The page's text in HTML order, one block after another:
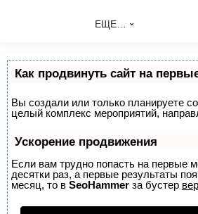
ЕЩЕ…
Как продвинуть сайт на
Вы создали или только планируете
целый комплекс мероприятий,
Ускорение продвижения
Если вам трудно попасть на первые
десятки раз, а первые результаты
месяц, то в SeoHammer за бустер